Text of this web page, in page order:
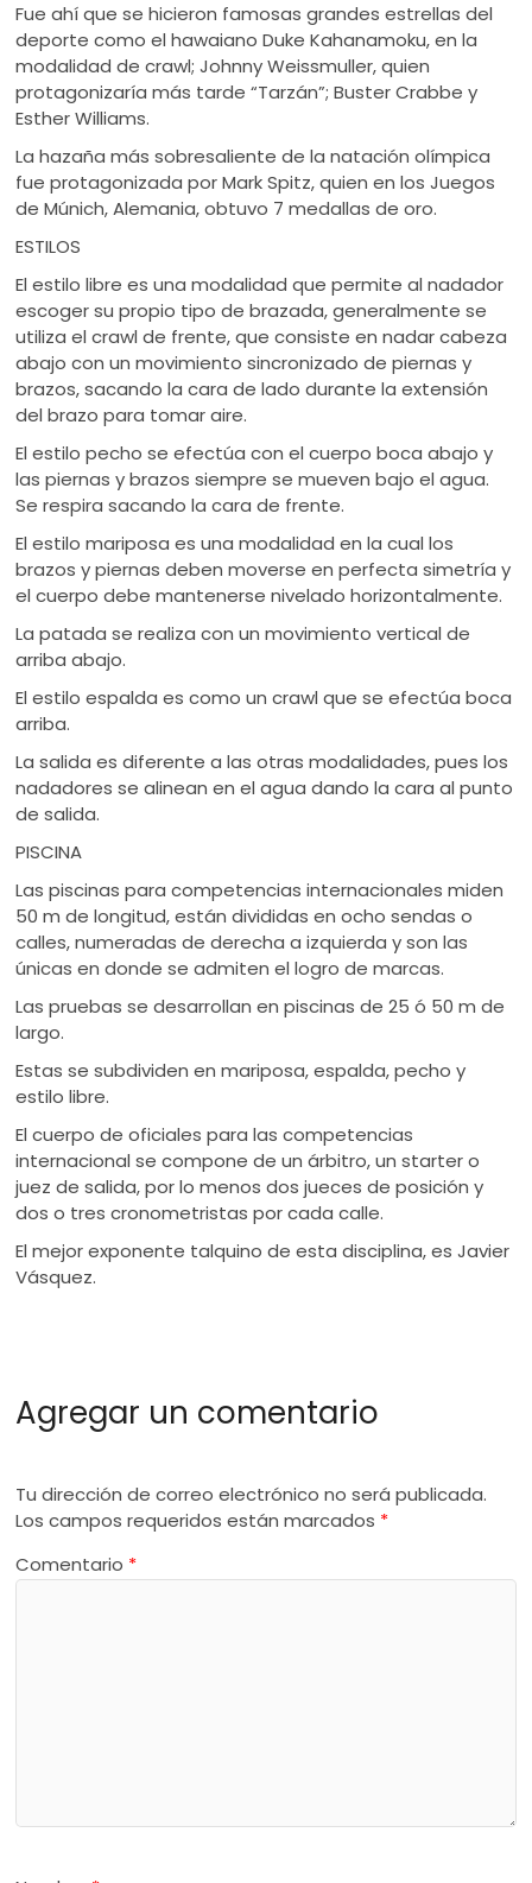
Fue ahí que se hicieron famosas grandes estrellas del
deporte como el hawaiano Duke Kahanamoku, en la
modalidad de crawl; Johnny Weissmuller, quien
protagonizaría más tarde “Tarzán”; Buster Crabbe y
Esther Williams.
La hazaña más sobresaliente de la natación olímpica
fue protagonizada por Mark Spitz, quien en los Juegos
de Múnich, Alemania, obtuvo 7 medallas de oro.
ESTILOS
El estilo libre es una modalidad que permite al nadador
escoger su propio tipo de brazada, generalmente se
utiliza el crawl de frente, que consiste en nadar cabeza
abajo con un movimiento sincronizado de piernas y
brazos, sacando la cara de lado durante la extensión
del brazo para tomar aire.
El estilo pecho se efectúa con el cuerpo boca abajo y
las piernas y brazos siempre se mueven bajo el agua.
Se respira sacando la cara de frente.
El estilo mariposa es una modalidad en la cual los
brazos y piernas deben moverse en perfecta simetría y
el cuerpo debe mantenerse nivelado horizontalmente.
La patada se realiza con un movimiento vertical de
arriba abajo.
El estilo espalda es como un crawl que se efectúa boca
arriba.
La salida es diferente a las otras modalidades, pues los
nadadores se alinean en el agua dando la cara al punto
de salida.
PISCINA
Las piscinas para competencias internacionales miden
50 m de longitud, están divididas en ocho sendas o
calles, numeradas de derecha a izquierda y son las
únicas en donde se admiten el logro de marcas.
Las pruebas se desarrollan en piscinas de 25 ó 50 m de
largo.
Estas se subdividen en mariposa, espalda, pecho y
estilo libre.
El cuerpo de oficiales para las competencias
internacional se compone de un árbitro, un starter o
juez de salida, por lo menos dos jueces de posición y
dos o tres cronometristas por cada calle.
El mejor exponente talquino de esta disciplina, es Javier
Vásquez.
Agregar un comentario
Tu dirección de correo electrónico no será publicada.
Los campos requeridos están marcados *
Comentario *